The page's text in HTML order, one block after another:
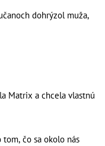
dohrýzol muža,
Matrix a chcela vlastnú
čo sa okolo nás